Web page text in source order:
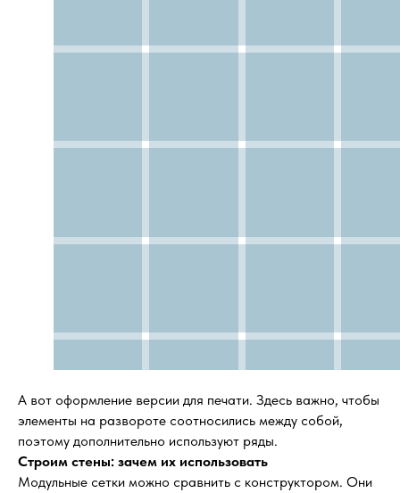
А вот оформление версии для печати. Здесь важно, чтобы
элементы на развороте соотносились между собой,
поэтому дополнительно используют ряды.
Строим стены: зачем их использовать
Модульные сетки можно сравнить с конструктором. Они